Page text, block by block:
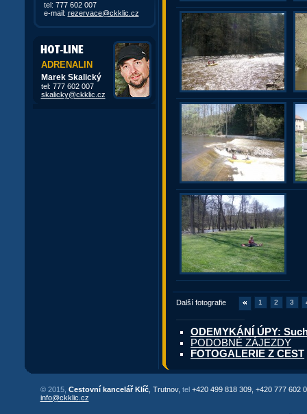
tel: 777 602 007
e-mail: rezervace@ckklic.cz
ADRENALIN
Marek Skalický
tel: 777 602 007
skalicky@ckklic.cz
Další fotografie 1 2 3
ODEMYKÁNÍ ÚPY:
PODOBNÉ ZÁJEZDY
FOTOGALERIE Z CEST
© 2015, Cestovní kancelář Klíč, Trutnov, tel +420 499 818 309, +420 777 602
info@ckklic.cz